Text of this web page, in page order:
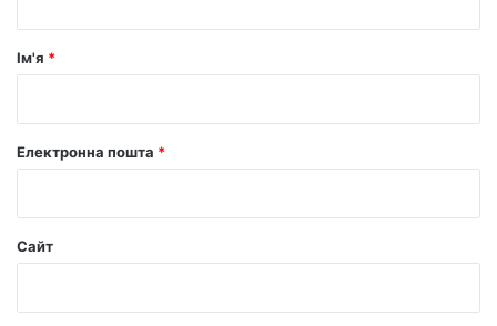
р
Ім'я *
Електронна пошта *
Сайт